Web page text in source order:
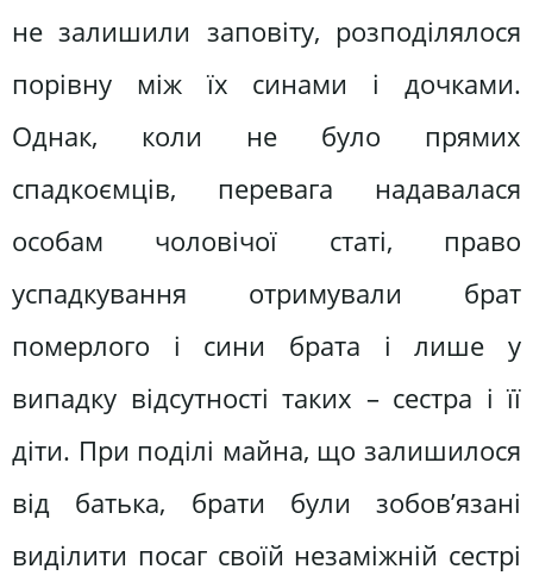
не залишили заповіту, розподілялося
порівну між їх синами і дочками.
Однак, коли не було прямих
спадкоємців, перевага надавалася
особам чоловічої статі, право
успадкування отримували брат
померлого і сини брата і лише у
випадку відсутності таких – сестра і її
діти. При поділі майна, що залишилося
від батька, брати були зобов’язані
виділити посаг своїй незаміжній сестрі